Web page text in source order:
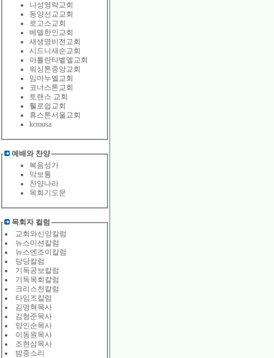
나성영락교회
동양선교교회
로고스교회
베델한인교회
새생명비전교회
시드니새순교회
아틀란타벹엘교회
워싱톤중앙교회
임마누엘교회
코너스톤교회
토랜스 교회
휄로쉽교회
휴스톤서울교회
kcmusa
예배와 찬양
복음성가
악보통
찬양나라
목회기도문
목회자 컬럼
교회와신앙칼럼
뉴스미션칼럼
뉴스엔조이칼럼
당당칼럼
기독공보칼럼
기독목회칼럼
크리스천칼럼
타임즈칼럼
김명혁목사
김형준목사
양인순목사
이동원목사
조현삼목사
밤중소리